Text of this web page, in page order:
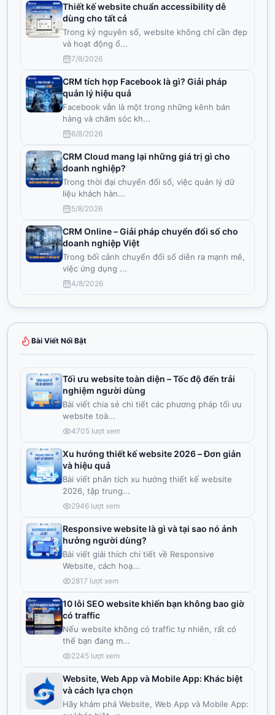
Thiết kế website chuẩn accessibility dễ
dùng cho tất cả
Trong kỷ nguyên số, website không chỉ cần đẹp
và hoạt động ổ...
7/8/2026
CRM tích hợp Facebook là gì? Giải pháp
quản lý hiệu quả
Facebook vẫn là một trong những kênh bán
hàng và chăm sóc kh...
6/8/2026
CRM Cloud mang lại những giá trị gì cho
doanh nghiệp?
Trong thời đại chuyển đổi số, việc quản lý dữ
liệu khách hàn...
5/8/2026
CRM Online – Giải pháp chuyển đổi số cho
doanh nghiệp Việt
Trong bối cảnh chuyển đổi số diễn ra mạnh mẽ,
việc ứng dụng ...
4/8/2026
Bài Viết Nổi Bật
Tối ưu website toàn diện – Tốc độ đến trải
nghiệm người dùng
Bài viết chia sẻ chi tiết các phương pháp tối ưu
website toà...
4705 lượt xem
Xu hướng thiết kế website 2026 – Đơn giản
và hiệu quả
Bài viết phân tích xu hướng thiết kế website
2026, tập trung...
2946 lượt xem
Responsive website là gì và tại sao nó ảnh
hưởng người dùng?
Bài viết giải thích chi tiết về Responsive
Website, cách hoạ...
2817 lượt xem
10 lỗi SEO website khiến bạn không bao giờ
có traffic
Nếu website không có traffic tự nhiên, rất có
thể bạn đang m...
2245 lượt xem
Website, Web App và Mobile App: Khác biệt
và cách lựa chọn
Hãy khám phá Website, Web App và Mobile App: